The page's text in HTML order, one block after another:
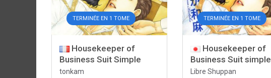
TERMINÉE EN 1 TOME
Housekeeper of
Business Suit Simple
tonkam
TERMINÉE EN 1 TOME
Housekeeper of
Business Suit simple
Libre Shuppan